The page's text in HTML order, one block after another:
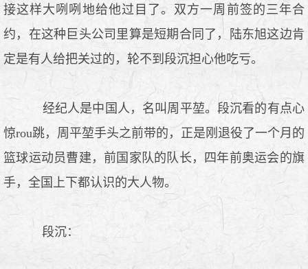
接这样大咧咧地给他过目了。双方一周前签的三年合
约，在这种巨头公司里算是短期合同了，陆东旭这边肯
定是有人给把关过的，轮不到段沉担心他吃亏。
经纪人是中国人，名叫周平堃。段沉看的有点心
惊rou跳，周平堃手头之前带的，正是刚退役了一个月的
篮球运动员曹建，前国家队的队长，四年前奥运会的旗
手，全国上下都认识的大人物。
段沉：